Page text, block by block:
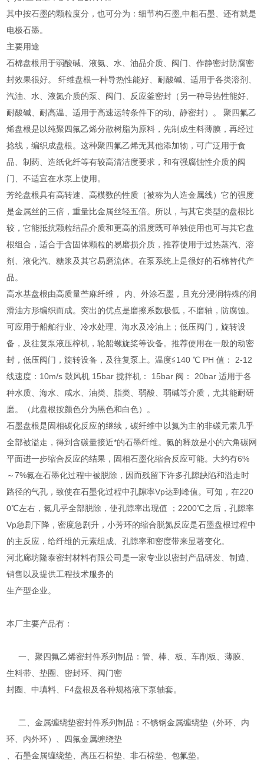
其中按石墨的颗粒度分，也可分为：细节构石墨,中粗石墨、还有就是
电极石墨。
主要用途
石棉盘根用于弱酸碱、液氨、水、油品介质、阀门、作静密封防腐密
封效果很好。 纤维盘根一种导热性能好、耐酸碱、适用于各类溶剂、
汽油、水、液氮介质的泵、阀门、反应釜密封（另一种导热性能好、
耐酸碱、耐高温、适用于高速运转条件下的动、静密封）。 聚四氟乙
烯盘根是以纯聚四氟乙烯分散树脂为原料，先制成生料薄膜，再经过
捻线，编织成盘根。这种聚四氟乙烯无其他添加物，可广泛用于食
品、制药、造纸化纤等有较高清洁度要求，和有强腐蚀性介质的阀
门、不适宜在水泵上使用。
芳纶盘根具有高转速、高模数的性质（被称为人造金属线）它的强度
是金属丝的三倍，重量比金属丝轻五倍。所以，与其它类型的盘根比
较，它能抵抗颗粒结晶介质和更高的温度既可单独使用也可与其它盘
根组合，适合于含固体颗粒的易磨损介质，推荐使用于过热蒸汽、溶
剂、液化汽、糖浆及其它易磨流体。在泵系统上是很好的石棉替代产
品。
高水基盘根由高质量苎麻纤维， 内、外涂石墨，且充分浸润特殊的润
滑油方形编织而成。突出的优点是磨擦系数极低，不磨轴，防腐蚀。
可应用于船舶行业、冷水处理、海水及冷油上；低压阀门，旋转设
备，及往复泵液压榨机，轮船螺旋桨等设备。推荐使用在一般的动密
封，低压阀门，旋转设备，及往复泵上。温度≦140 ℃ PH 值： 2-12
线速度：10m/s 鼓风机 15bar 搅拌机： 15bar 阀： 20bar 适用于各
种水质、海水、咸水、油类、脂类、弱酸、弱碱等介质，尤其能耐研
磨。（此盘根按颜色分为黑色和白色）。
石墨盘根是固相碳化反应的继续，碳纤维中以氮为主的非碳元素几乎
全部被溢走，得到含碳量接近*的石墨纤维。氮的释放是小的六角碳网
平面进一步缩合反应的结果，固相石墨化缩合反应可能。大约有6%
～7%氮在石墨化过程中被脱除，因而残留下许多孔隙缺陷和溢走时
路径的气孔，致使在石墨化过程中孔隙率Vp达到峰值。可知，在220
0℃左右，氮几乎全部脱除，使孔隙率出现值 ；2200℃之后，孔隙率
Vp急剧下降，密度急剧升，小芳环的缩合脱氮反应是石墨盘根过程中
的主反应，给纤维的元素组成、孔隙率和密度带来显著变化。
河北廊坊隆泰密封材料有限公司是一家专业以密封产品研发、制造、
销售以及提供工程技术服务的
生产型企业。
本厂主要产品有：
一、聚四氟乙烯密封件系列制品：管、棒、板、车削板、薄膜、
生料带、垫圈、密封环、阀门密
封圈、中填料、F4盘根及各种规格液下泵轴套。
二、金属缠绕垫密封件系列制品：不锈钢金属缠绕垫（外环、内
环、内外环）、四氟金属缠绕垫
、石墨金属缠绕垫、高压石棉垫、非石棉垫、包氟垫。